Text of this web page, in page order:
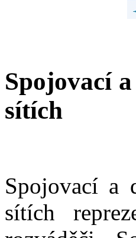
Spojovací
sítích
Spojovací a
sítích